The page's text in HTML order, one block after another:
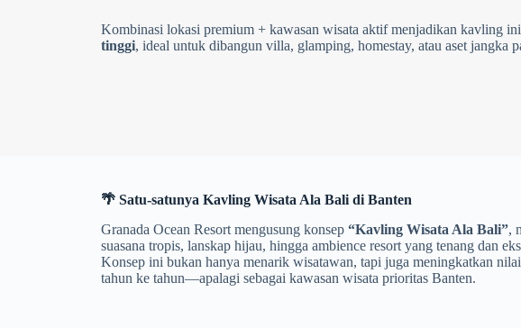
Kombinasi lokasi premium + kawasan wisata aktif menjadikan kavling
tinggi, ideal untuk dibangun villa, glamping, homestay, atau aset jangka
🌴 Satu-satunya Kavling Wisata Ala Bali di Banten
Granada Ocean Resort mengusung konsep “Kavling Wisata Ala Bali”,
suasana tropis, lanskap hijau, hingga ambience resort yang tenang dan
Konsep ini bukan hanya menarik wisatawan, tapi juga meningkatkan
tahun ke tahun—apalagi sebagai kawasan wisata prioritas Banten.